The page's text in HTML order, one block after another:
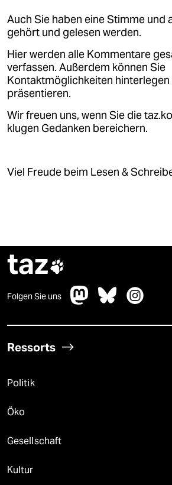
unterstützen
abo
genossenschaft
epaper login
Auch Sie haben eine Stimme und
gehört und gelesen werden.
Hier werden alle Kommentare
verfassen. Außerdem können Sie
Kontaktmöglichkeiten hinterlegen
präsentieren.
Wir freuen uns, wenn Sie die
klugen Gedanken bereichern.
Viel Freude beim Lesen &
taz
Folgen Sie uns
Ressorts
Politik
Öko
Gesellschaft
Kultur